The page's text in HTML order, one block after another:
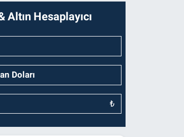
Altın Hesaplayıcı
₺